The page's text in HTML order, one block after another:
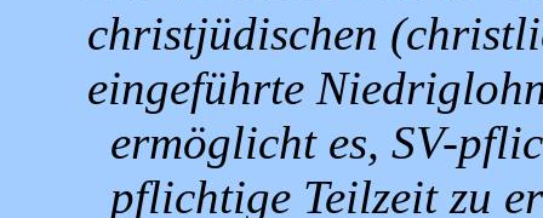
christjüdischen
eingeführte
ermöglicht es, SV-
pflichtige Teilzeit zu